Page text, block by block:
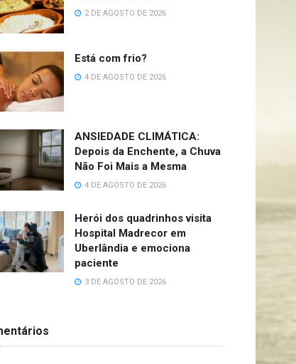
2 DE AGOSTO DE 2026
Está com frio?
4 DE AGOSTO DE 2026
ANSIEDADE CLIMÁTICA:
Depois da Enchente, a Chuva
Não Foi Mais a Mesma
4 DE AGOSTO DE 2026
Herói dos quadrinhos visita
Hospital Madrecor em
Uberlândia e emociona
paciente
3 DE AGOSTO DE 2026